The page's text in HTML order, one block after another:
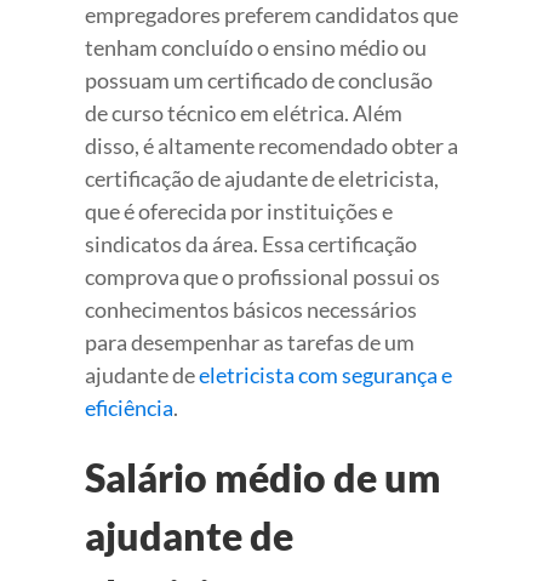
empregadores preferem candidatos que
tenham concluído o ensino médio ou
possuam um certificado de conclusão
de curso técnico em elétrica. Além
disso, é altamente recomendado obter a
certificação de ajudante de eletricista,
que é oferecida por instituições e
sindicatos da área. Essa certificação
comprova que o profissional possui os
conhecimentos básicos necessários
para desempenhar as tarefas de um
ajudante deeletricista com segurança e
eficiência.
Salário médio de um
ajudante de